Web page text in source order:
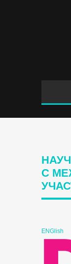
С
ENGlish